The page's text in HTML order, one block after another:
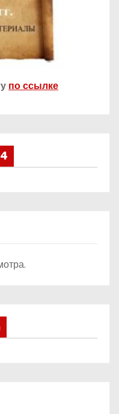
по ссылке